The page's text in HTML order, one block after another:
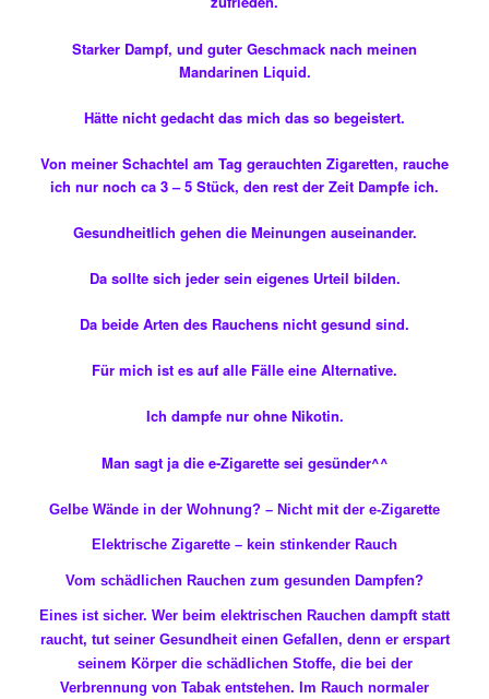
Starker Dampf, und guter Geschmack nach meinen
Mandarinen Liquid.
Hätte nicht gedacht das mich das so begeistert.
Von meiner Schachtel am Tag gerauchten Zigaretten, rauche
ich nur noch ca 3 – 5 Stück, den rest der Zeit Dampfe ich.
Gesundheitlich gehen die Meinungen auseinander.
Da sollte sich jeder sein eigenes Urteil bilden.
Da beide Arten des Rauchens nicht gesund sind.
Für mich ist es auf alle Fälle eine Alternative.
Ich dampfe nur ohne Nikotin.
Man sagt ja die e-Zigarette sei gesünder^^
Gelbe Wände in der Wohnung? – Nicht mit der e-Zigarette
Elektrische Zigarette – kein stinkender Rauch
Vom schädlichen Rauchen zum gesunden Dampfen?
Eines ist sicher. Wer beim elektrischen Rauchen dampft statt
raucht, tut seiner Gesundheit einen Gefallen, denn er erspart
seinem Körper die schädlichen Stoffe, die bei der
Verbrennung von Tabak entstehen. Im Rauch normaler